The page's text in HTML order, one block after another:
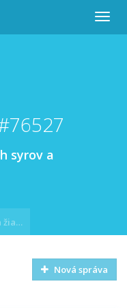
syrov a
Ponuky a žiadosti
Nová správa